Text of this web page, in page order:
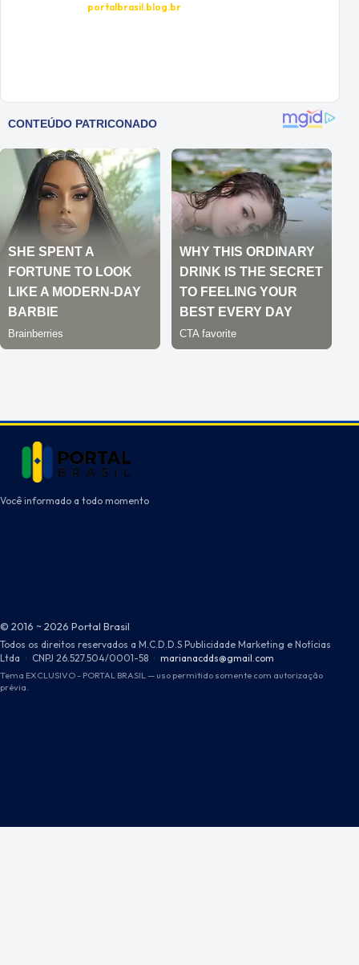
portalbrasil.blog.br
Você informado a todo momento
© 2016 ~ 2026 Portal Brasil
Todos os direitos reservados a M.C.D.D.S Publicidade Marketing e Notícias
Ltda · CNPJ 26.527.504/0001-58 · marianacdds@gmail.com
Tema EXCLUSIVO - PORTAL BRASIL — uso permitido somente com autorização
prévia.